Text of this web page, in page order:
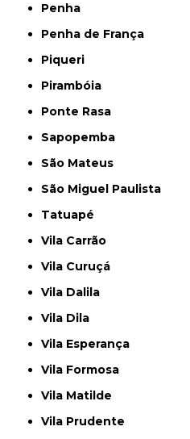
Penha
Penha de França
Piqueri
Pirambóia
Ponte Rasa
Sapopemba
São Mateus
São Miguel Paulista
Tatuapé
Vila Carrão
Vila Curuçá
Vila Dalila
Vila Dila
Vila Esperança
Vila Formosa
Vila Matilde
Vila Prudente